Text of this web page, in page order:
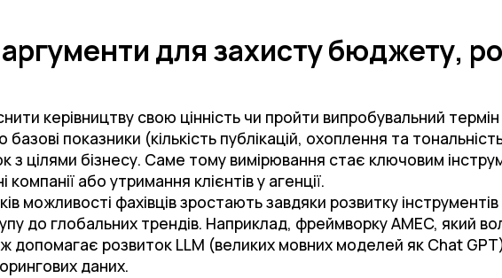
для захисту бюджету,
керівництву свою цінність чи пройти випробувальний термін
показники (кількість публікацій, охоплення та
з цілями бізнесу. Саме тому вимірювання стає ключовим
або утримання клієнтів у агенції.
можливості фахівців зростають завдяки розвитку інструментів
до глобальних трендів. Наприклад, фреймворку AMEC, який
допомагає розвиток LLM (великих мовних моделей як Chat
даних.